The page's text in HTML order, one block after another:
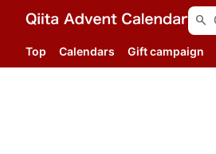
search
Top Calendars Gift campaign